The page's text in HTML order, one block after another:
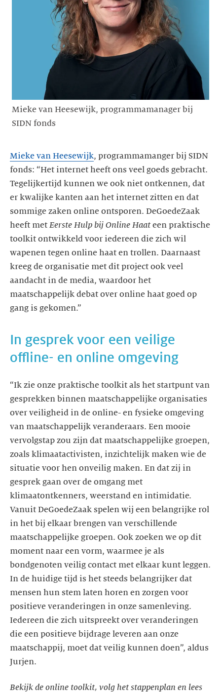
Mieke van Heesewijk, programmamanager bij
SIDN fonds
Mieke van Heesewijk, programmamanger bij SIDN
fonds: “Het internet heeft ons veel goeds gebracht.
Tegelijkertijd kunnen we ook niet ontkennen, dat
er kwalijke kanten aan het internet zitten en dat
sommige zaken online ontsporen. DeGoedeZaak
heeft met Eerste Hulp bij Online Haat een praktische
toolkit ontwikkeld voor iedereen die zich wil
wapenen tegen online haat en trollen. Daarnaast
kreeg de organisatie met dit project ook veel
aandacht in de media, waardoor het
maatschappelijk debat over online haat goed op
In gesprek voor een veilige
“Ik zie onze praktische toolkit als het startpunt van
gesprekken binnen maatschappelijke organisaties
over veiligheid in de online- en fysieke omgeving
van maatschappelijk veranderaars. Een mooie
vervolgstap zou zijn dat maatschappelijke groepen,
zoals klimaatactivisten, inzichtelijk maken wie de
situatie voor hen onveilig maken. En dat zij in
gesprek gaan over de omgang met
klimaatontkenners, weerstand en intimidatie.
Vanuit DeGoedeZaak spelen wij een belangrijke rol
in het bij elkaar brengen van verschillende
maatschappelijke groepen. Ook zoeken we op dit
moment naar een vorm, waarmee je als
bondgenoten veilig contact met elkaar kunt leggen.
In de huidige tijd is het steeds belangrijker dat
mensen hun stem laten horen en zorgen voor
positieve veranderingen in onze samenleving.
Iedereen die zich uitspreekt over veranderingen
die een positieve bijdrage leveren aan onze
maatschappij, moet dat veilig kunnen doen”, aldus
Bekijk de online toolkit, volg het stappenplan en lees